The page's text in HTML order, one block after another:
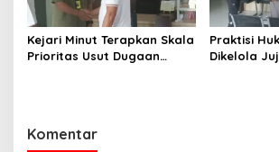
Kejari Minut Terapkan Skala
Prioritas Usut Dugaan
Praktisi
Dikelola
Komentar